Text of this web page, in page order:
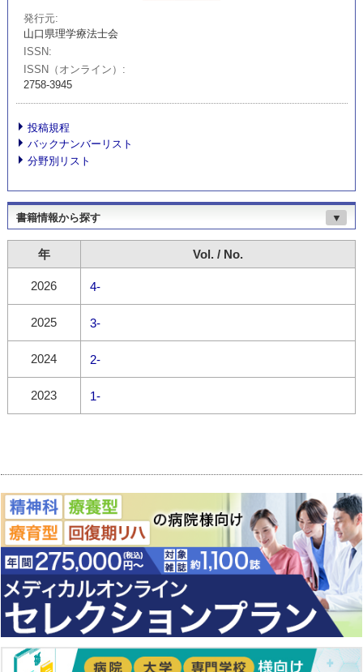
発行元
山口県理学療法士会
ISSN
ISSN（オンライン）
2758-3945
投稿規程
バックナンバーリスト
分野別リスト
書籍情報から探す ▼
年 Vol. / No.
2026 4-
2025 3-
2024 2-
2023 1-